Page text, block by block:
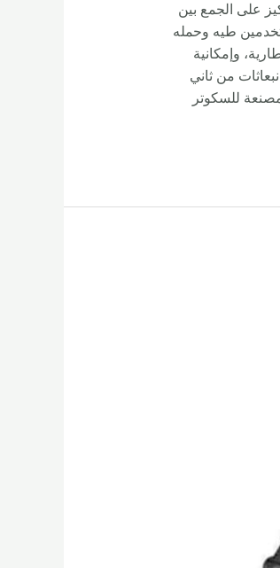
على الجمع بين
طيه وحمله
وإمكانية
منها أي انبعاثات من ثاني
للسكوتر